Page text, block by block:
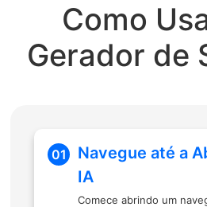
Como
Gerador de
01
Navegue até a
IA
Comece abrindo um